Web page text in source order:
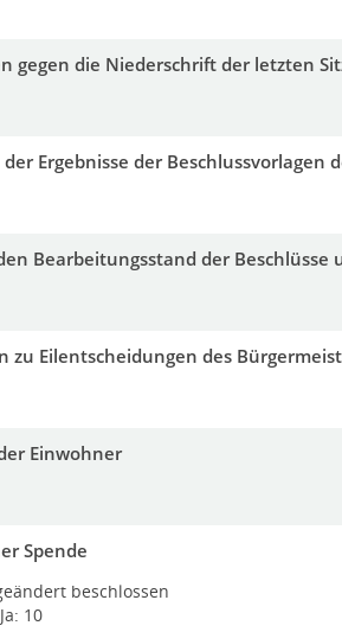
gegen die Niederschrift der letzten
Ergebnisse der
Bearbeitungsstand der
Eilentscheidungen des
Einwohner
Spende
beschlossen
Ja: 10